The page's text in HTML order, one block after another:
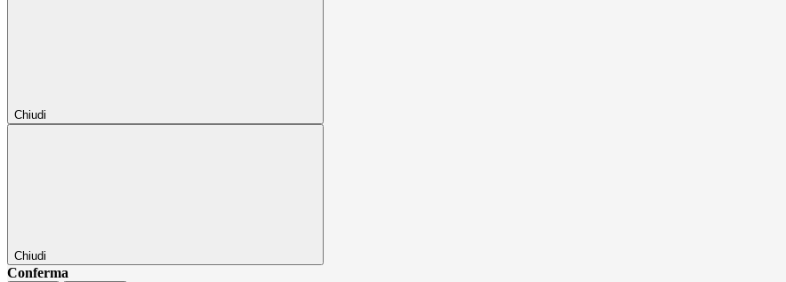
Chiudi
Chiudi
Conferma